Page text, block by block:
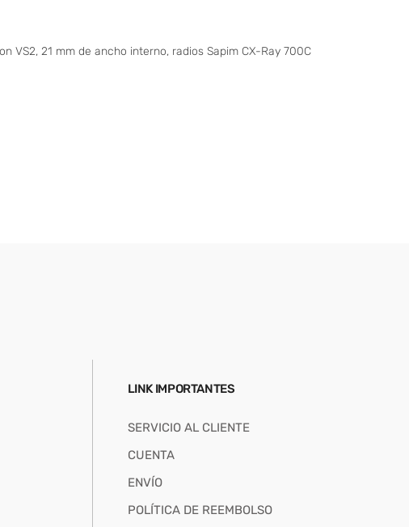
VS2, 21 mm de ancho interno, radios Sapim CX-Ray 700C
LINK IMPORTANTES
SERVICIO AL CLIENTE
CUENTA
ENVÍO
POLÍTICA DE REEMBOLSO